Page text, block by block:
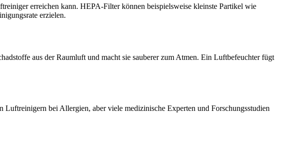
erreichen kann. HEPA-Filter können beispielsweise kleinste Partikel wie
erzielen.
aus der Raumluft und macht sie sauberer zum Atmen. Ein Luftbefeuchter fügt
bei Allergien, aber viele medizinische Experten und Forschungsstudien